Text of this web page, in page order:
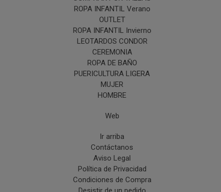
ROPA INFANTIL Verano
OUTLET
ROPA INFANTIL Invierno
LEOTARDOS CONDOR
CEREMONIA
ROPA DE BAÑO
PUERICULTURA LIGERA
MUJER
HOMBRE
Web
Ir arriba
Contáctanos
Aviso Legal
Política de Privacidad
Condiciones de Compra